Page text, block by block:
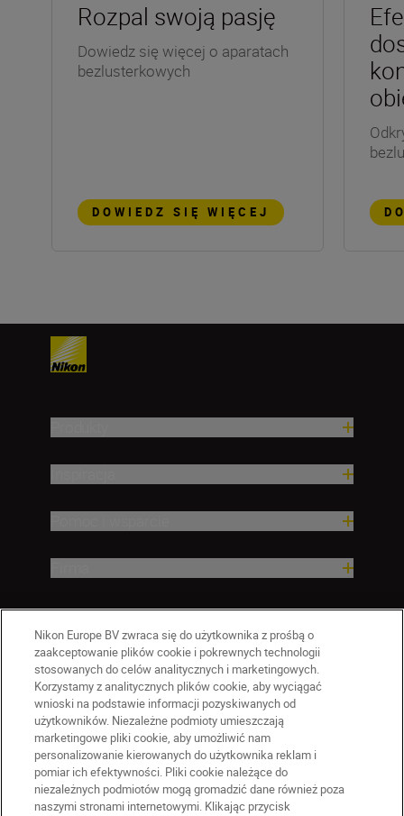
Rozpal swoją pasję
Dowiedz się więcej o aparatach
bezlusterkowych
DOWIEDZ SIĘ WIĘCEJ
Nikon Europe BV zwraca się do użytkownika z prośbą o
zaakceptowanie plików cookie i pokrewnych technologii
stosowanych do celów analitycznych i marketingowych.
Korzystamy z analitycznych plików cookie, aby wyciągać
wnioski na podstawie informacji pozyskiwanych od
użytkowników. Niezależne podmioty umieszczają
marketingowe pliki cookie, aby umożliwić nam
personalizowanie kierowanych do użytkownika reklam i
pomiar ich efektywności. Pliki cookie należące do
niezależnych podmiotów mogą gromadzić dane również poza
naszymi stronami internetowymi. Klikając przycisk